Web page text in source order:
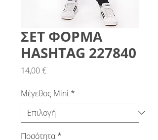
ΣΕΤ ΦΟΡΜΑ
HASHTAG 227840
14,00 €Τιμή
Μέγεθος Mini *
Ποσότητα *